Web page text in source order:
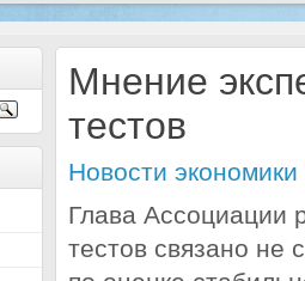
Мнение
тестов
Новости экономики
Глава Ассоциации
тестов связано не